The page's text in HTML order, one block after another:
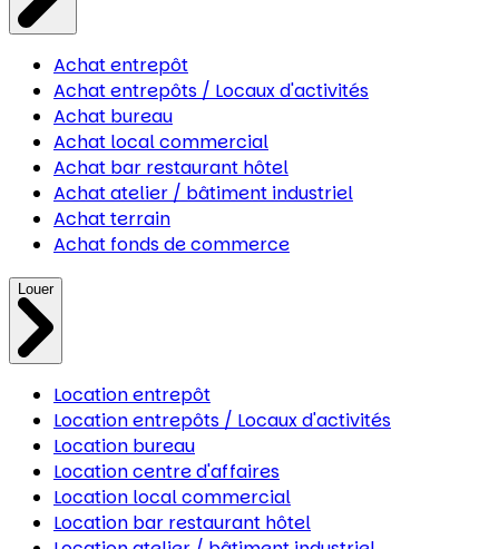
Achat entrepôt
Achat entrepôts / Locaux d'activités
Achat bureau
Achat local commercial
Achat bar restaurant hôtel
Achat atelier / bâtiment industriel
Achat terrain
Achat fonds de commerce
Louer
Location entrepôt
Location entrepôts / Locaux d'activités
Location bureau
Location centre d'affaires
Location local commercial
Location bar restaurant hôtel